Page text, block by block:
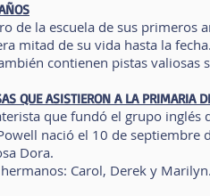
de la escuela de sus
mitad de su vida hasta la
contienen pistas valiosas
QUE ASISTIERON A LA PRIMARIA
que fundó el grupo inglés
nació el 10 de septiembre
Dora.
Carol, Derek y Marilyn.